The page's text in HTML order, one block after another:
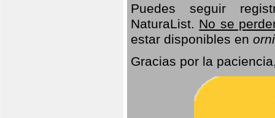
Puedes seguir
NaturaList. No se
estar disponibles en
Gracias por la